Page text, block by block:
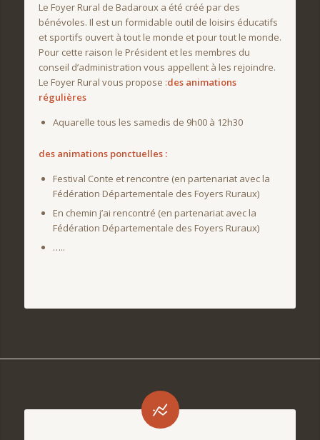
Le Foyer Rural de Badaroux a été créé par des
bénévoles. Il est un formidable outil de loisirs éducatifs
et sportifs ouvert à tout le monde et pour tout le monde.
Pour cette raison le Président et les membres du
conseil d’administration vous appellent à les rejoindre.
Le Foyer Rural vous propose :des animations
régulières
Aquarelle tous les samedis de 9h00 à 12h30
des animations ponctuelles :
Festival Conte et rencontre (en partenariat avec la
Fédération Départementale des Foyers Ruraux)
En chemin j’ai rencontré (en partenariat avec la
Fédération Départementale des Foyers Ruraux)
…..